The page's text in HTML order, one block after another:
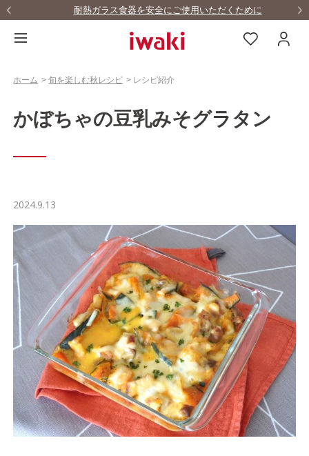
耐熱ガラス食器を安全にご使用いただくために
ホーム >旬を楽しむ秋レシピ > レシピ紹介
かぼちゃの豆乳みそグラタン
2024.9.13